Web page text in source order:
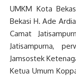
UMKM Kota
Bekasi H. Ade
Camat
Jatisampurna,
Jamsostek
Ketua Umum